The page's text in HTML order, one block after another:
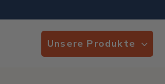
Unsere Produkte